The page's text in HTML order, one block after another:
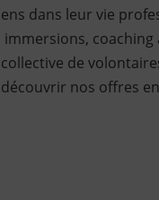
dans leur vie
immersions,
collective de
nos offres